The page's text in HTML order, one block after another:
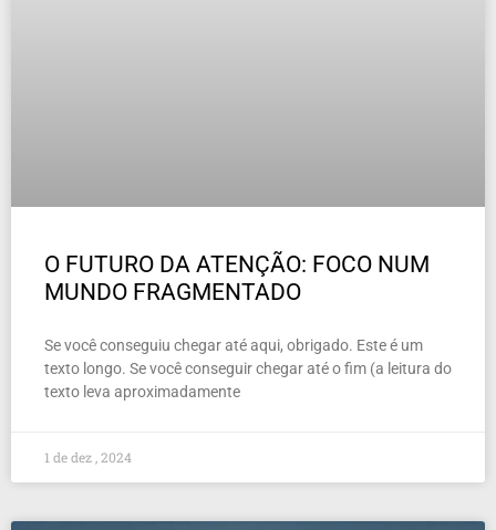
O FUTURO DA ATENÇÃO: FOCO NUM
MUNDO FRAGMENTADO
Se você conseguiu chegar até aqui, obrigado. Este é um
texto longo. Se você conseguir chegar até o fim (a leitura do
texto leva aproximadamente
1 de dez , 2024